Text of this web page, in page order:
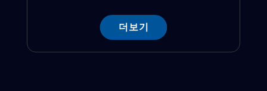
더보기